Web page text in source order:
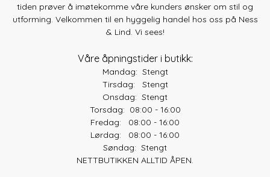
tiden prøver å imøtekomme våre kunders ønsker om stil og
utforming. Velkommen til en hyggelig handel hos oss på Ness
& Lind. Vi sees!
Våre åpningstider i butikk:
Mandag: Stengt
Tirsdag: Stengt
Onsdag: Stengt
Torsdag: 08:00 - 16:00
Fredag: 08:00 - 16:00
Lørdag: 08:00 - 16:00
Søndag: Stengt
NETTBUTIKKEN ALLTID ÅPEN.